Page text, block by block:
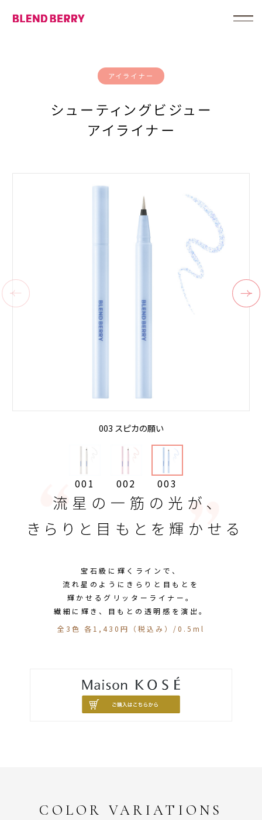
アイライナー
003 スピカの願い
001 002 003
宝石級に輝くラインで、
流れ星のようにきらりと目もとを
輝かせるグリッターライナー。
繊細に輝き、目もとの透明感を演出。
全3色 各1,430円（税込み）/0.5ml
COLOR VARIATIONS